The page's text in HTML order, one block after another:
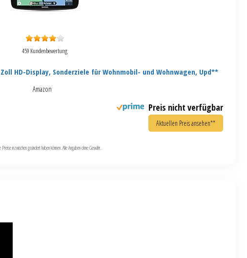
459 Kundenbewertung
HD-Display, Sonderziele für Wohnmobil- und Wohnwagen, Upd**
Amazon
Preis nicht verfügbar
Aktuellen Preis ansehen**
inzwischen geändert haben können. Alle Angaben ohne Gewähr.